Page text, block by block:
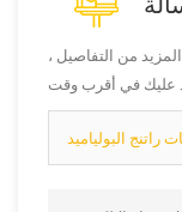
من التفاصيل ،
عليك في أقرب وقت
ممكن.